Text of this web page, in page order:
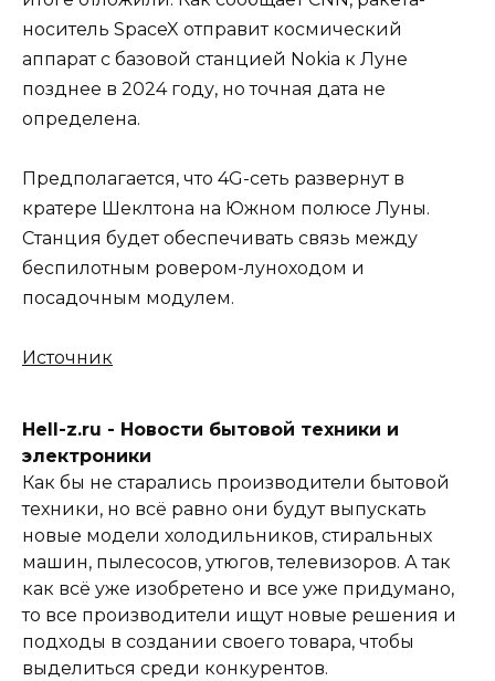
носитель SpaceX отправит космический
аппарат с базовой станцией Nokia к Луне
позднее в 2024 году, но точная дата не
определена.
Предполагается, что 4G-сеть развернут в
кратере Шеклтона на Южном полюсе Луны.
Станция будет обеспечивать связь между
беспилотным ровером-луноходом и
посадочным модулем.
Источник
Hell-z.ru - Новости бытовой техники и
электроники
Как бы не старались производители бытовой
техники, но всё равно они будут выпускать
новые модели холодильников, стиральных
машин, пылесосов, утюгов, телевизоров. А так
как всё уже изобретено и все уже придумано,
то все производители ищут новые решения и
подходы в создании своего товара, чтобы
выделиться среди конкурентов.